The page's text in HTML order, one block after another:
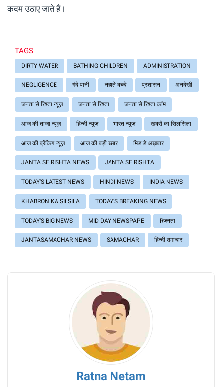
कदम उठाए जाते हैं।
TAGS
DIRTY WATER BATHING CHILDREN ADMINISTRATION
NEGLIGENCE गंदे पानी नहाते बच्चे प्रशासन अनदेखी
जनता से रिश्ता न्यूज़ जनता से रिश्ता जनता से रिश्ता.कॉम
आज की ताजा न्यूज़ हिंन्दी न्यूज़ भारत न्यूज़ खबरों का सिलसिला
आज की ब्रेंकिग न्यूज़ आज की बड़ी खबर मिड डे अख़बार
JANTA SE RISHTA NEWS JANTA SE RISHTA
TODAY'S LATEST NEWS HINDI NEWS INDIA NEWS
KHABRON KA SILSILA TODAY'S BREAKING NEWS
TODAY'S BIG NEWS MID DAY NEWSPAPE Rजनता
JANTASAMACHAR NEWS SAMACHAR हिंन्दी समाचार
Ratna Netam